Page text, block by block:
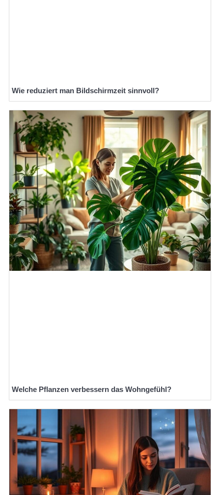
Wie reduziert man Bildschirmzeit sinnvoll?
Welche Pflanzen verbessern das Wohngefühl?